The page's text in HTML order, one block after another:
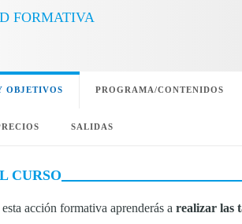
FORMATIVA
OBJETIVOS PROGRAMA/CONTENIDOS
SALIDAS
CURSO
acción formativa aprenderás a realizar las